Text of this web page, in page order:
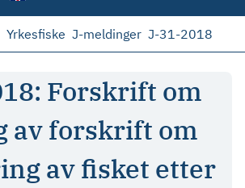
Yrkesfiske J-meldinger J-31-2018
Forskrift om
av forskrift om
av fisket etter